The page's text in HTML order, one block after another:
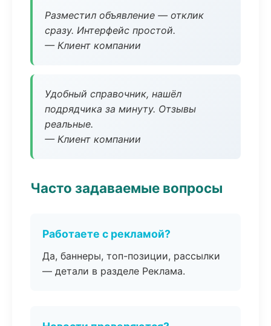
Разместил объявление — отклик
сразу. Интерфейс простой.
— Клиент компании
Удобный справочник, нашёл
подрядчика за минуту. Отзывы
реальные.
— Клиент компании
Часто задаваемые вопросы
Работаете с рекламой?
Да, баннеры, топ-позиции, рассылки
— детали в разделе Реклама.